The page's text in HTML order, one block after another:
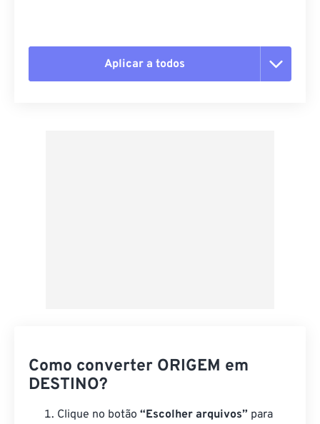
Aplicar a todos
Como converter ORIGEM em
DESTINO?
Clique no botão “Escolher arquivos” para